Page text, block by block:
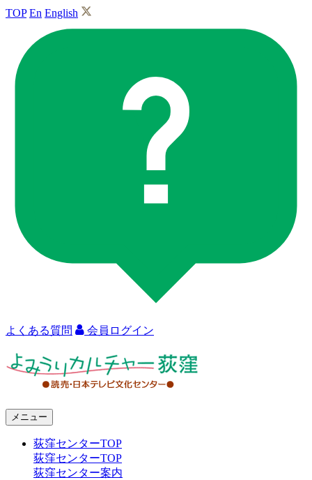
TOP En English
よくある質問 会員ログイン
メニュー
荻窪センターTOP
荻窪センターTOP
荻窪センター案内